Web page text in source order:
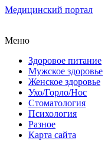
Медицинский портал
Меню
Здоровое питание
Мужское здоровье
Женское здоровье
Ухо/Горло/Нос
Стоматология
Психология
Разное
Карта сайта